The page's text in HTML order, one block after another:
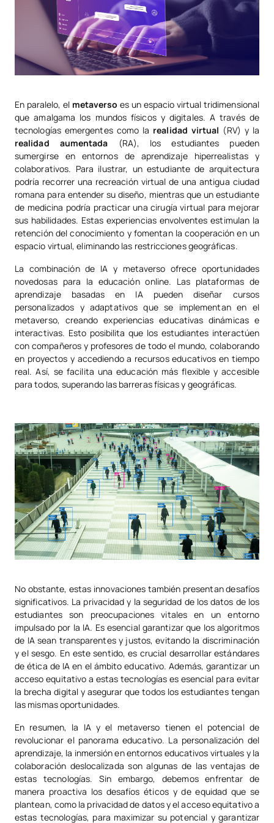
En paralelo, el metaverso es un espacio virtual tridimensional
que amalgama los mundos físicos y digitales. A través de
tecnologías emergentes como la realidad virtual (RV) y la
realidad aumentada (RA), los estudiantes pueden
sumergirse en entornos de aprendizaje hiperrealistas y
colaborativos. Para ilustrar, un estudiante de arquitectura
podría recorrer una recreación virtual de una antigua ciudad
romana para entender su diseño, mientras que un estudiante
de medicina podría practicar una cirugía virtual para mejorar
sus habilidades. Estas experiencias envolventes estimulan la
retención del conocimiento y fomentan la cooperación en un
espacio virtual, eliminando las restricciones geográficas.
La combinación de IA y metaverso ofrece oportunidades
novedosas para la educación online. Las plataformas de
aprendizaje basadas en IA pueden diseñar cursos
personalizados y adaptativos que se implementan en el
metaverso, creando experiencias educativas dinámicas e
interactivas. Esto posibilita que los estudiantes interactúen
con compañeros y profesores de todo el mundo, colaborando
en proyectos y accediendo a recursos educativos en tiempo
real. Así, se facilita una educación más flexible y accesible
para todos, superando las barreras físicas y geográficas.
No obstante, estas innovaciones también presentan desafíos
significativos. La privacidad y la seguridad de los datos de los
estudiantes son preocupaciones vitales en un entorno
impulsado por la IA. Es esencial garantizar que los algoritmos
de IA sean transparentes y justos, evitando la discriminación
y el sesgo. En este sentido, es crucial desarrollar estándares
de ética de IA en el ámbito educativo. Además, garantizar un
acceso equitativo a estas tecnologías es esencial para evitar
la brecha digital y asegurar que todos los estudiantes tengan
las mismas oportunidades.
En resumen, la IA y el metaverso tienen el potencial de
revolucionar el panorama educativo. La personalización del
aprendizaje, la inmersión en entornos educativos virtuales y la
colaboración deslocalizada son algunas de las ventajas de
estas tecnologías. Sin embargo, debemos enfrentar de
manera proactiva los desafíos éticos y de equidad que se
plantean, como la privacidad de datos y el acceso equitativo a
estas tecnologías, para maximizar su potencial y garantizar